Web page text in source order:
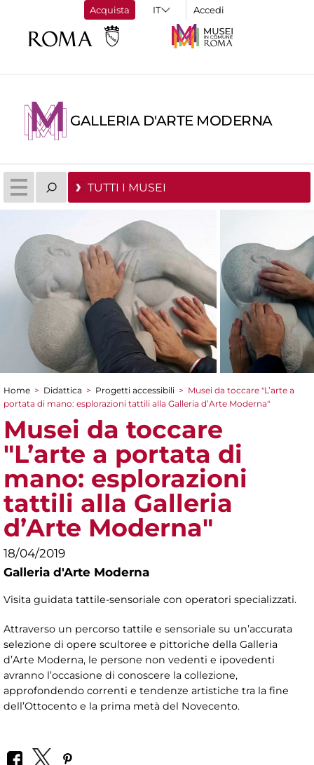
Acquista Accedi
GALLERIA D'ARTE MODERNA
TUTTI I MUSEI
Tu sei qui
Home > Didattica > Progetti accessibili > Musei da toccare "L’arte a
portata di mano: esplorazioni tattili alla Galleria d’Arte Moderna"
Musei da toccare
"L’arte a portata di
mano: esplorazioni
tattili alla Galleria
d’Arte Moderna"
18/04/2019
Galleria d'Arte Moderna
Visita guidata tattile-sensoriale con operatori specializzati.
Attraverso un percorso tattile e sensoriale su un’accurata
selezione di opere scultoree e pittoriche della Galleria
d’Arte Moderna, le persone non vedenti e ipovedenti
avranno l’occasione di conoscere la collezione,
approfondendo correnti e tendenze artistiche tra la fine
dell’Ottocento e la prima metà del Novecento.